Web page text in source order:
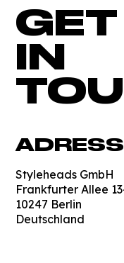
GET
IN
Styleheads GmbH
Frankfurter Allee
10247 Berlin
Deutschland